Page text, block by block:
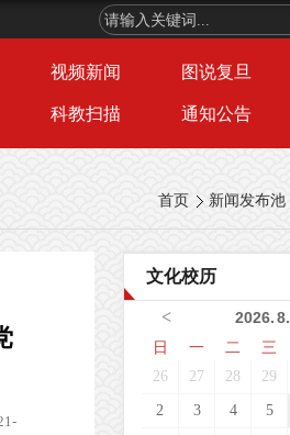
视频新闻 图说复旦
科教扫描 通知公告
首页 新闻发布池
文化校历
< 2026.8.
日
一 二 三
26 27 28 29
2 3 4 5